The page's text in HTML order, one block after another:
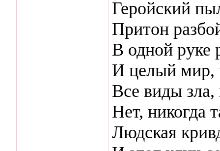
Геройский
Притон
В одной руке
И целый мир,
Все виды
Нет, никогда
Людская